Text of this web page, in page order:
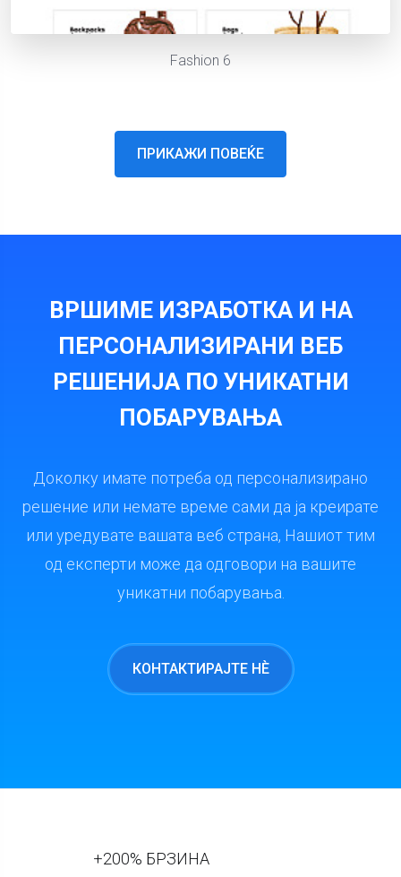
Fashion 6
ПРИКАЖИ ПОВЕЌЕ
ВРШИМЕ ИЗРАБОТКА И НА
ПЕРСОНАЛИЗИРАНИ ВЕБ
РЕШЕНИЈА ПО УНИКАТНИ
ПОБАРУВАЊА
Доколку имате потреба од персонализирано
решение или немате време сами да ја креирате
или уредувате вашата веб страна, Нашиот тим
од експерти може да одговори на вашите
уникатни побарувања.
КОНТАКТИРАЈТЕ НÈ
+200% БРЗИНА